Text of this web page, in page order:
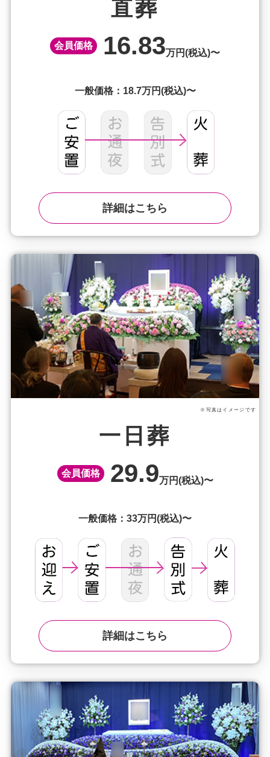
直葬
会員価格 16.83万円(税込)〜
一般価格：18.7万円(税込)〜
詳細はこちら
※写真はイメージです
一日葬
会員価格 29.9万円(税込)〜
一般価格：33万円(税込)〜
詳細はこちら